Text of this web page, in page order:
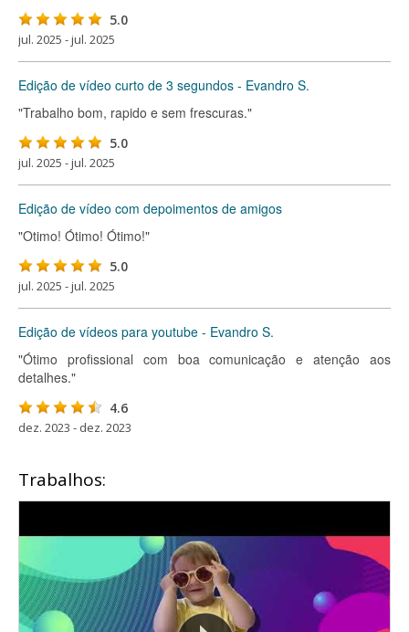
5.0
jul. 2025 - jul. 2025
Edição de vídeo curto de 3 segundos - Evandro S.
"Trabalho bom, rapido e sem frescuras."
5.0
jul. 2025 - jul. 2025
Edição de vídeo com depoimentos de amigos
"Otimo! Ótimo! Ótimo!"
5.0
jul. 2025 - jul. 2025
Edição de vídeos para youtube - Evandro S.
"Ótimo profissional com boa comunicação e atenção aos
detalhes."
4.6
dez. 2023 - dez. 2023
Trabalhos: